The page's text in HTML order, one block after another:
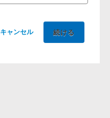
キャンセル